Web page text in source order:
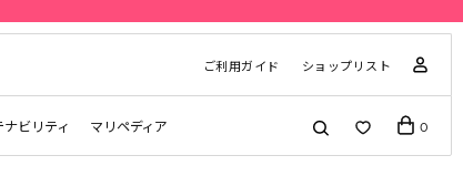
ご利用ガイド ショップリスト
ナビリティ マリペディア 0